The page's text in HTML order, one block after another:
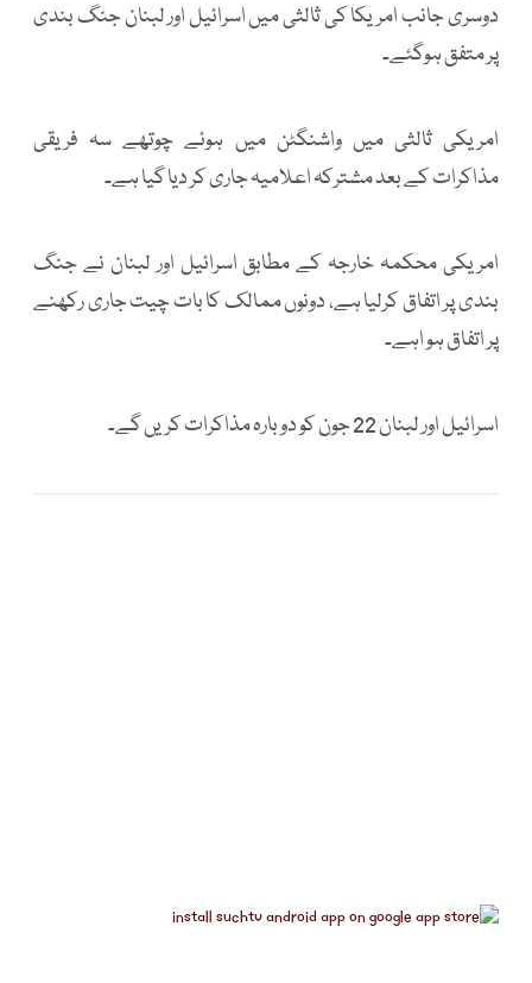
دوسری جانب امریکا کی ثالثی میں اسرائیل اور لبنان جنگ بندی
پر متفق ہوگئے۔
امریکی ثالثی میں واشنگٹن میں ہوئے چوتھے سہ فریقی
مذاکرات کے بعد مشترکہ اعلامیہ جاری کر دیا گیا ہے۔
امریکی محکمہ خارجہ کے مطابق اسرائیل اور لبنان نے جنگ
بندی پر اتفاق کرلیا ہے، دونوں ممالک کا بات چیت جاری رکھنے
پر اتفاق ہو اہے۔
اسرائیل اور لبنان 22 جون کو دوبارہ مذاکرات کریں گے۔